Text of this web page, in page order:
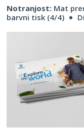
Notranjost: Mat
barvni tisk (4/4)